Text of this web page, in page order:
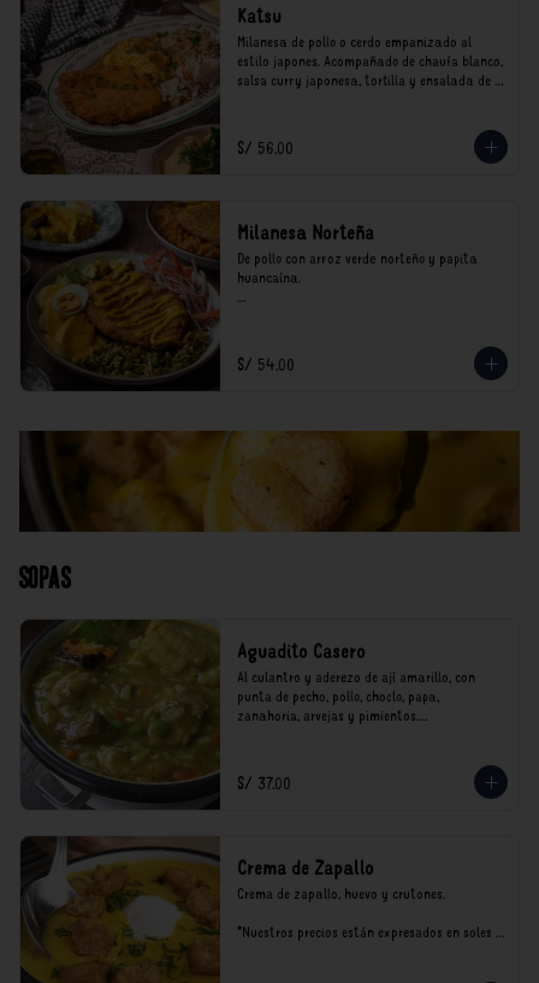
Katsu
Milanesa de pollo o cerdo empanizado al
estilo japones. Acompañado de chaufa blanco,
salsa curry japonesa, tortilla y ensalada de
*Nuestros precios están expresados en soles e
incluyen impuestos de ley y recargo al
S/ 56.00
Milanesa Norteña
De pollo con arroz verde norteño y papita
huancaína.
consumo.
S/ 54.00
Sopas
Aguadito Casero
Al culantro y aderezo de ají amarillo, con
punta de pecho, pollo, choclo, papa,
zanahoria, arvejas y pimientos.
incluyen impuestos de ley y recargo al
consumo.
S/ 37.00
Crema de Zapallo
Crema de zapallo, huevo y crutones.
*Nuestros precios están expresados en soles e